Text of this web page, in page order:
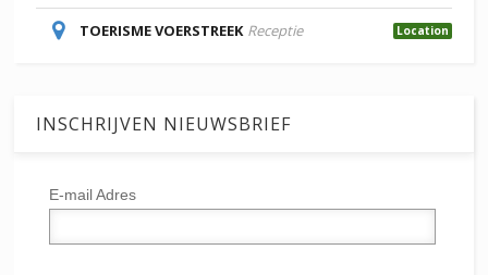
TOERISME VOERSTREEK Receptie Location
INSCHRIJVEN NIEUWSBRIEF
E-mail Adres